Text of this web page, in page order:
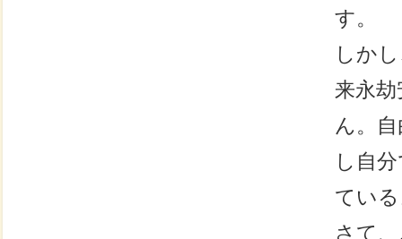
す。
しか
来永
ん。
し自
てい
さて